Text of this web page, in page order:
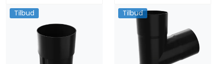
Tilbud Tilbud